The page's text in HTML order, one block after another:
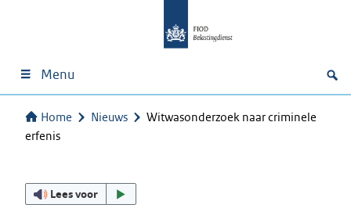
Menu
Home Nieuws
Witwasonderzoek naar criminele
erfenis
Lees voor